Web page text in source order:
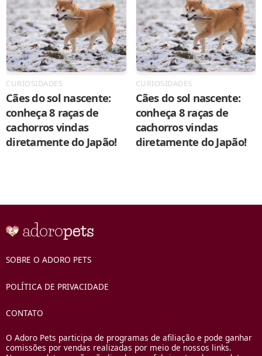
CURIOSIDADES
Cães do sol nascente:
conheça 8 raças de
cachorros vindas
diretamente do Japão!
CURIOSIDADES
Cães do sol nascente:
conheça 8 raças de
cachorros vindas
diretamente do Japão!
SOBRE O ADORO PETS
POLÍTICA DE PRIVACIDADE
CONTATO
O Adoro Pets participa de programas de afiliação e pode ganhar
comissões por vendas realizadas por meio de nossos links.